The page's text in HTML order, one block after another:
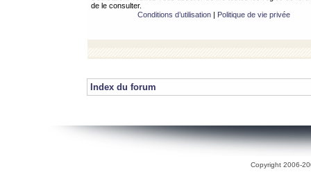
de le consulter.
Conditions d’utilisation| Politique de vie privée
Index du forum
Copyright 2006-